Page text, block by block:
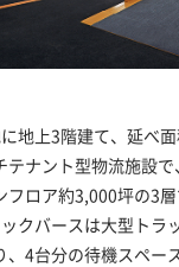
地上3階建て、延べ
テナント型物流施設
フロア約3,000坪の3
クバースは大型トラ
、4台分の待機スペー